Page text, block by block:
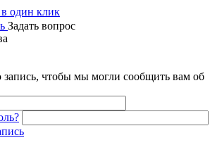
один клик
Задать вопрос
чтобы мы могли сообщить вам об